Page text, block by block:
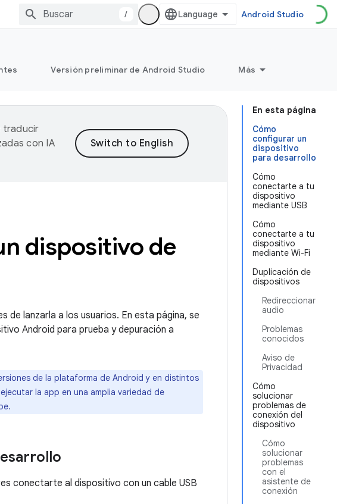
/ Android Studio
Versión preliminar de Android Studio Más
En esta página
Cómo
configurar un
dispositivo
para desarrollo
Cómo
conectarte a tu
dispositivo
mediante USB
Cómo
conectarte a tu
dispositivo
mediante Wi-Fi
Duplicación de
dispositivos
Redireccionar
audio
Problemas
conocidos
Aviso de
Privacidad
Cómo
solucionar
problemas de
conexión del
dispositivo
Cómo
solucionar
problemas
con el
asistente de
conexión
traducir
con IA
dispositivo de
de lanzarla a los usuarios. En esta página, se
Android para prueba y depuración a
de la plataforma de Android y en distintos
la app en una amplia variedad de
conectarte al dispositivo con un cable USB